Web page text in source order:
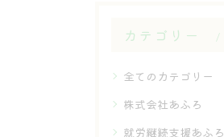
カテゴリー
全てのカテゴリー
株式会社あふろ
就労継続支援あふろ